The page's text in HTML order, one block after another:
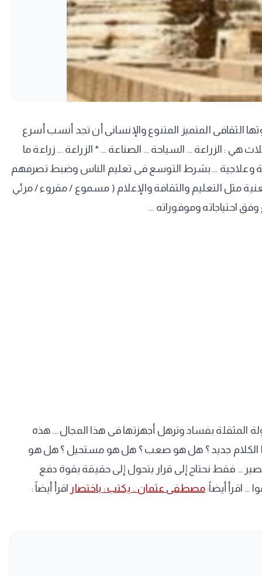
الثقافى المتميز المتنوع والإنسانى أن تجد أنسب أسرع
: الزراعة ... السياحة ... الصناعة ... * الزراعة ... زراعة ما
وعلاجية ... بشرط التوسع فى تعليم الناس وضبط تصرفهم
مثل التعليم والثقافة والإعلام ( مسموع / مقروء / مرئي
احتياجاته وموفوراته ...
المثقلة بفساد وترهل أجهزتها فى هذا المجال ... هذه
هذا الكلام جديد ؟ هل هو صعب ؟ هل هو مستحيل ؟ هل هو
... فقط نحتاج إلى قرار يتحول إلى حقيقة بقوة دفع
اقرأ أيضاً: مصطفى عثمان .. يكتب : باختصار اقرأ أيضاً :